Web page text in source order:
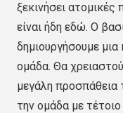
ξεκινήσει ατομικές
είναι ήδη εδώ. Ο
δημιουργήσουμε
ομάδα. Θα
μεγάλη προσπάθεια
την ομάδα με